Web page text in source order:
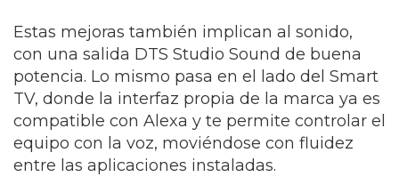
Estas mejoras también implican al sonido,
con una salida DTS Studio Sound de buena
potencia. Lo mismo pasa en el lado del Smart
TV, donde la interfaz propia de la marca ya es
compatible con Alexa y te permite controlar el
equipo con la voz, moviéndose con fluidez
entre las aplicaciones instaladas.